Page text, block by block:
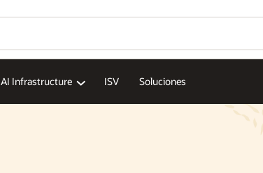
AI Infrastructure ISV Soluciones